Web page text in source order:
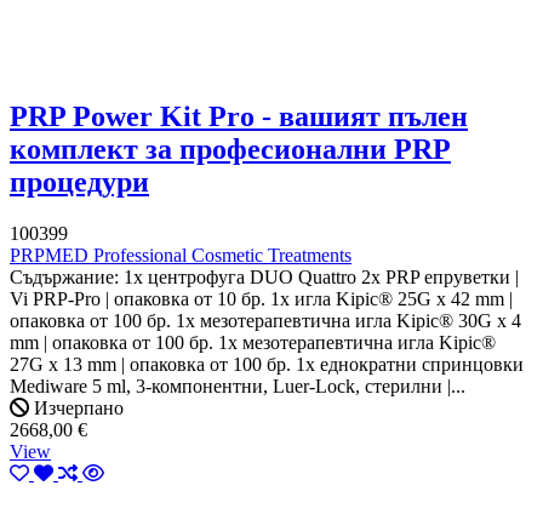
PRP Power Kit Pro - вашият пълен
комплект за професионални PRP
процедури
100399
PRPMED Professional Cosmetic Treatments
Съдържание: 1x центрофуга DUO Quattro 2x PRP епруветки |
Vi PRP-Pro | опаковка от 10 бр. 1x игла Kipic® 25G x 42 mm |
опаковка от 100 бр. 1x мезотерапевтична игла Kipic® 30G x 4
mm | опаковка от 100 бр. 1x мезотерапевтична игла Kipic®
27G x 13 mm | опаковка от 100 бр. 1x еднократни спринцовки
Mediware 5 ml, 3-компонентни, Luer-Lock, стерилни |...
Изчерпано
2668,00 €
View